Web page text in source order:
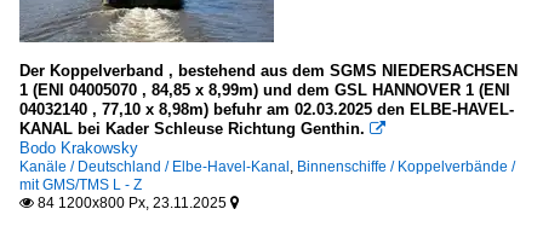
Der Koppelverband , bestehend aus dem SGMS NIEDERSACHSEN
1 (ENI 04005070 , 84,85 x 8,99m) und dem GSL HANNOVER 1 (ENI
04032140 , 77,10 x 8,98m) befuhr am 02.03.2025 den ELBE-HAVEL-
KANAL bei Kader Schleuse Richtung Genthin. 
Bodo Krakowsky
Kanäle / Deutschland / Elbe-Havel-Kanal Binnenschiffe / Koppelverbände /
mit GMS/TMS L - Z
 84 1200x800 Px, 23.11.2025 